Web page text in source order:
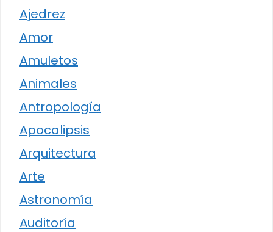
Ajedrez
Amor
Amuletos
Animales
Antropología
Apocalipsis
Arquitectura
Arte
Astronomía
Auditoría